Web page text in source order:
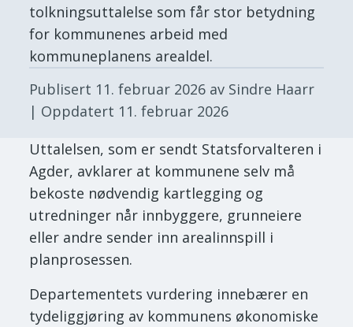
tolkningsuttalelse som får stor betydning
for kommunenes arbeid med
kommuneplanens arealdel.
Publisert 11. februar 2026 av Sindre Haarr
| Oppdatert 11. februar 2026
Uttalelsen, som er sendt Statsforvalteren i
Agder, avklarer at kommunene selv må
bekoste nødvendig kartlegging og
utredninger når innbyggere, grunneiere
eller andre sender inn arealinnspill i
planprosessen.
Departementets vurdering innebærer en
tydeliggjøring av kommunens økonomiske